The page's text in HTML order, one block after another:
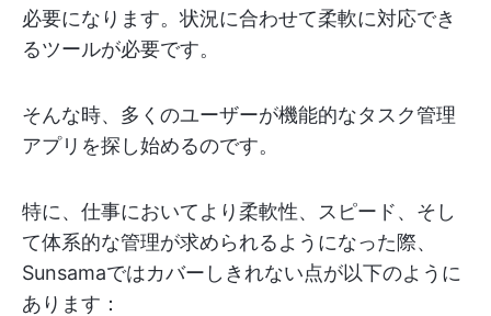
必要になります。状況に合わせて柔軟に対応でき
るツールが必要です。
そんな時、多くのユーザーが機能的なタスク管理
アプリを探し始めるのです。
特に、仕事においてより柔軟性、スピード、そし
て体系的な管理が求められるようになった際、
Sunsamaではカバーしきれない点が以下のように
あります：